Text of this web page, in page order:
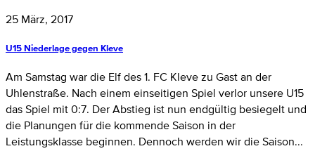
25 März, 2017
U15 Niederlage gegen Kleve
Am Samstag war die Elf des 1. FC Kleve zu Gast an der
Uhlenstraße. Nach einem einseitigen Spiel verlor unsere U15
das Spiel mit 0:7. Der Abstieg ist nun endgültig besiegelt und
die Planungen für die kommende Saison in der
Leistungsklasse beginnen. Dennoch werden wir die Saison...